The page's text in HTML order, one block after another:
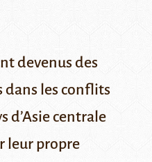
devenus des
dans les conflits
d’Asie centrale
leur propre